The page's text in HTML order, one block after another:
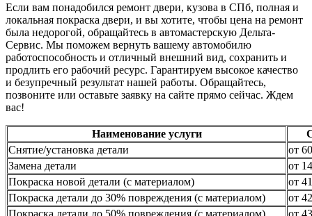
Если вам понадобился ремонт двери, кузова в СПб, полная и
локальная покраска двери, и вы хотите, чтобы цена на ремонт
была недорогой, обращайтесь в автомастерскую Дельта-
Сервис. Мы поможем вернуть вашему автомобилю
работоспособность и отличный внешний вид, сохранить и
продлить его рабочий ресурс. Гарантируем высокое качество
и безупречный результат нашей работы. Обращайтесь,
позвоните или оставьте заявку на сайте прямо сейчас. Ждем
вас!
Наименование услуги
Снятие/установка детали
от
Замена детали
от
Покраска новой детали (с материалом)
от
Покраска детали до 30% повреждения (с материалом)
от
Покраска детали до 50% повреждения (с материалом)
от